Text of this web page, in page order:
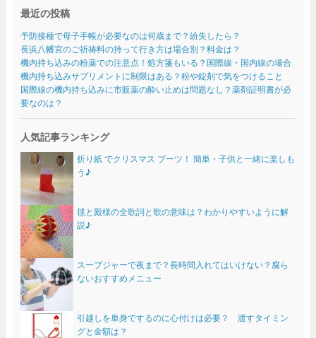
最近の投稿
予防接種で母子手帳が必要なのは何歳まで？紛失したら？
長浜八幡宮のご祈祷料の持って行き方は場合別？料金は？
機内持ち込みの粉薬での注意点！処方箋もいる？国際線・国内線の場合
機内持ち込みサプリメントに制限はある？粉や錠剤で気をつけること
国際線の機内持ち込みに市販薬の酔い止めは問題なし？薬剤証明書が必
要なのは？
人気記事ランキング
折り紙 でクリスマス ブーツ！ 簡単・子供と一緒に楽しも
う♪
毬と殿様の全歌詞と歌の意味は？わかりやすいように解
説♪
スープジャーで夜まで？長時間入れてはいけない？腐ら
ないおすすめメニュー
引越しを単身でするのに心付けは必要？ 渡すタイミン
グと金額は？